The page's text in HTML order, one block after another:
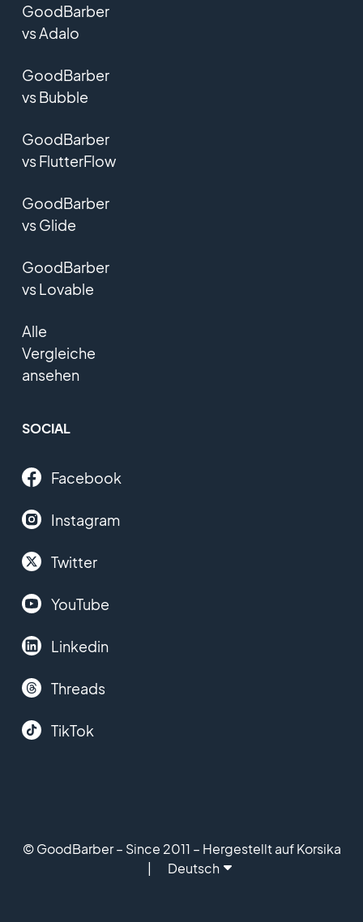
GoodBarber
vs Adalo
GoodBarber
vs Bubble
GoodBarber
vs FlutterFlow
GoodBarber
vs Glide
GoodBarber
vs Lovable
Alle
Vergleiche
ansehen
SOCIAL
Facebook
Instagram
Twitter
YouTube
Linkedin
Threads
TikTok
© GoodBarber – Since 2011 – Hergestellt auf Korsika
Deutsch